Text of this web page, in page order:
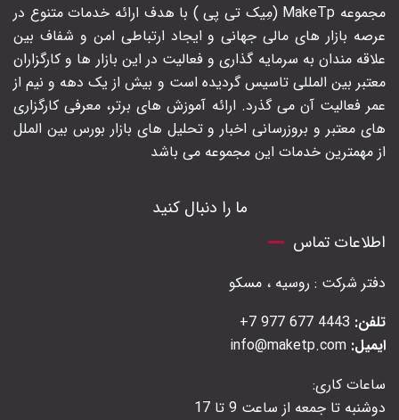
مجموعه MakeTp (مِیک تی پی ) با هدف ارائه خدمات متنوع در
عرصه بازار های مالی جهانی و ایجاد ارتباطی امن و شفاف بین
علاقه مندان به سرمایه گذاری و فعالیت در این بازار ها و کارگزاران
معتبر بین المللی تاسیس گردیده است و بیش از یک دهه و نیم از
عمر فعالیت آن می گذرد. ارائه آموزش های برتر‍، معرفی کارگزاری
های معتبر و بروزرسانی اخبار و تحلیل های بازار بورس بین الملل
از مهمترین خدمات این مجموعه می باشد
ما را دنبال کنید
اطلاعات تماس
دفتر شرکت : روسیه ، مسکو
تلفن:
ایمیل:
ساعات کاری:
دوشنبه تا جمعه از ساعت 9 تا 17